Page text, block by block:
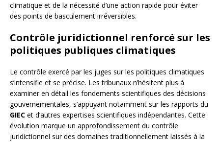
climatique et de la nécessité d’une action rapide pour éviter
des points de basculement irréversibles.
Contrôle juridictionnel renforcé sur les
politiques publiques climatiques
Le contrôle exercé par les juges sur les politiques climatiques
s’intensifie et se précise. Les tribunaux n’hésitent plus à
examiner en détail les fondements scientifiques des décisions
gouvernementales, s’appuyant notamment sur les rapports du
GIEC et d’autres expertises scientifiques indépendantes. Cette
évolution marque un approfondissement du contrôle
juridictionnel sur des domaines traditionnellement laissés à la